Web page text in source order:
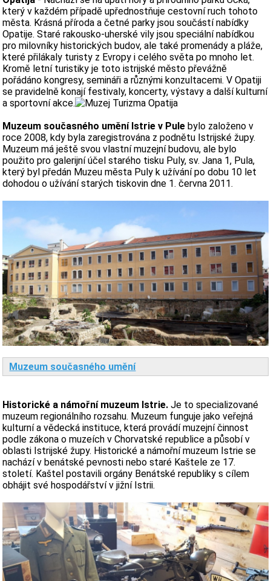
který v každém případě upřednostňuje cestovní ruch tohoto
města. Krásná příroda a četné parky jsou součástí nabídky
Opatije. Staré rakousko-uherské vily jsou speciální nabídkou
pro milovníky historických budov, ale také promenády a pláže,
které přilákaly turisty z Evropy i celého světa po mnoho let.
Kromě letní turistiky je toto istrijské město převážně
pořádáno kongresy, semináři a různými konzultacemi. V Opatiji
se pravidelně konají festivaly, koncerty, výstavy a další kulturní
a sportovní akce.
Muzeum současného umění Istrie v Pule bylo založeno v
roce 2008, kdy byla zaregistrována z podnětu Istrijské župy.
Muzeum má ještě svou vlastní muzejní budovu, ale bylo
použito pro galerijní účel starého tisku Puly, sv. Jana 1, Pula,
který byl předán Muzeu města Puly k užívání po dobu 10 let
dohodou o užívání starých tiskovin dne 1. června 2011.
Muzeum současného umění
Historické a námořní muzeum Istrie.Je to specializované
muzeum regionálního rozsahu. Muzeum funguje jako veřejná
kulturní a vědecká instituce, která provádí muzejní činnost
podle zákona o muzeích v Chorvatské republice a působí v
oblasti Istrijské župy. Historické a námořní muzeum Istrie se
nachází v benátské pevnosti nebo staré Kaštele ze 17.
století. Kaštel postavili orgány Benátské republiky s cílem
obhájit své hospodářství v jižní Istrii.